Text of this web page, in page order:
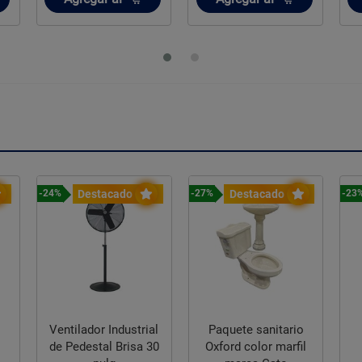
Destacado
-24%
Ventilador Industrial
de Pedestal Brisa 30
Destacado
-27%
Paquete sanitario
Oxford color marfil
-